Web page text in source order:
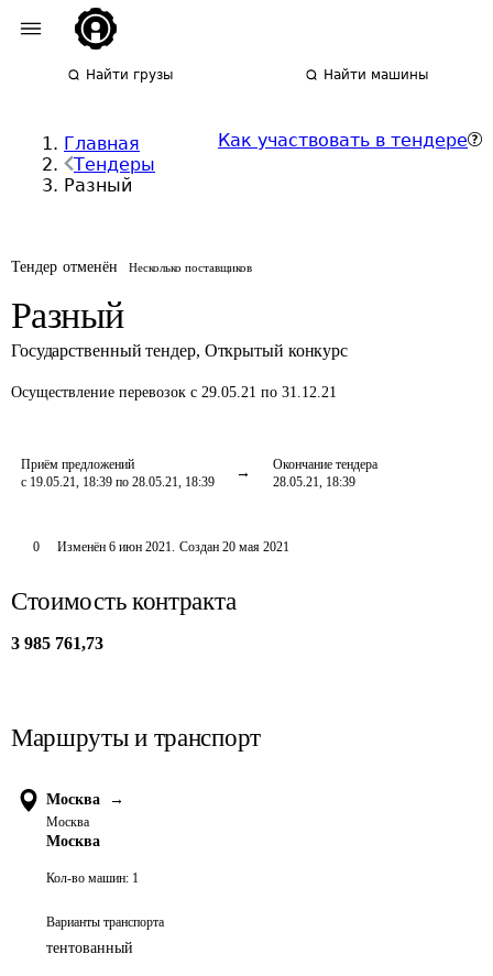
Найти грузы Найти машины
Главная
Тендеры
Разный
Как участвовать в тендере
Тендер отменён Несколько поставщиков
Разный
Государственный тендер, Открытый конкурс
Осуществление перевозок с 29.05.21 по 31.12.21
Приём предложений
с 19.05.21, 18:39 по 28.05.21, 18:39
Окончание тендера
28.05.21, 18:39
0 Изменён 6 июн 2021. Создан 20 мая 2021
Стоимость контракта
3 985 761,73
Маршруты и транспорт
Москва →
Москва
Москва
Кол-во машин: 1
Варианты транспорта
тентованный